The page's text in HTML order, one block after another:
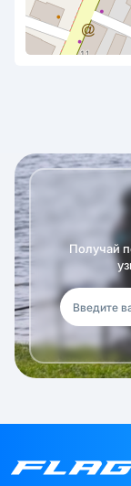
Получай